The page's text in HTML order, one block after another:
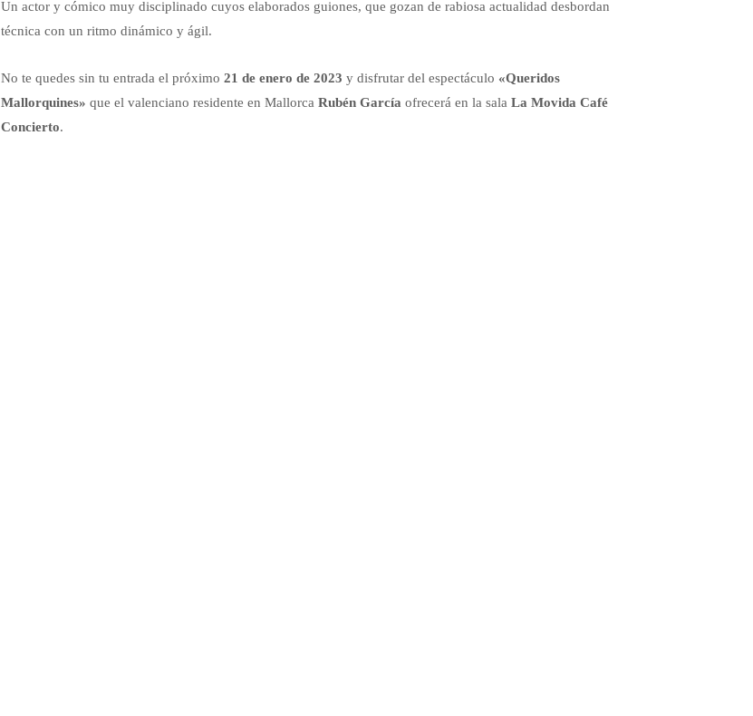
Un actor y cómico muy disciplinado cuyos elaborados guiones, que gozan de rabiosa actualidad desbordan
técnica con un ritmo dinámico y ágil.
No te quedes sin tu entrada el próximo 21 de enero de 2023 y disfrutar del espectáculo «Queridos
Mallorquines» que el valenciano residente en Mallorca Rubén García ofrecerá en la sala La Movida Café
Concierto.